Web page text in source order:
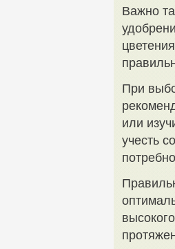
Важно
При
или
учесть